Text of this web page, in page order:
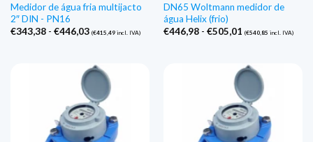
Medidor de água fria multijacto
2″ DIN - PN16
€343,38 - €446,03Gama
a
€446,03
(€415,49incl. IVA)
DN65 Woltmann medidor de
água Helix (frio)
€446,98 - €505,01 Gama
a
€505,01
(€540,85 incl. IVA)